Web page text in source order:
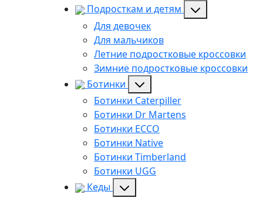
Подросткам и детям
Для девочек
Для мальчиков
Летние подростковые кроссовки
Зимние подростковые кроссовки
Ботинки
Ботинки Caterpiller
Ботинки Dr Martens
Ботинки ECCO
Ботинки Native
Ботинки Timberland
Ботинки UGG
Кеды